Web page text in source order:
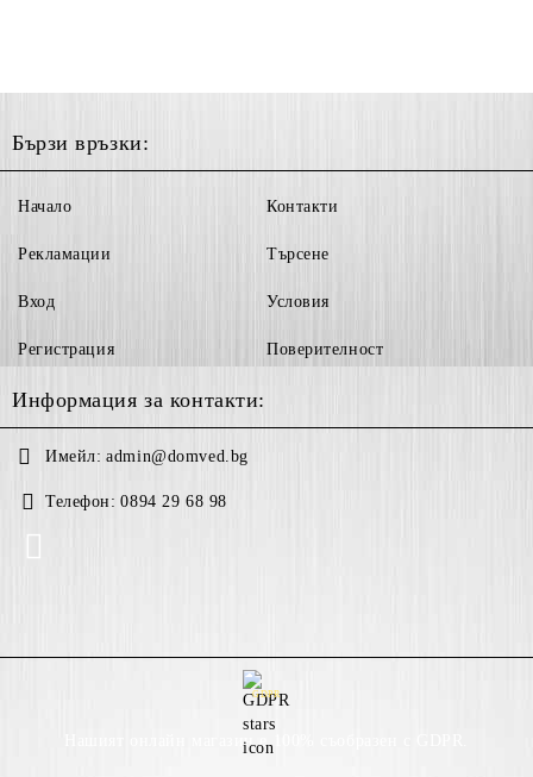
Бързи връзки:
Начало
Рекламации
Вход
Регистрация
Контакти
Търсене
Условия
Поверителност
Информация за контакти:
Имейл: admin@domved.bg
Телефон: 0894 29 68 98
GDPR
Нашият онлайн магазин е 100% съобразен с GDPR.